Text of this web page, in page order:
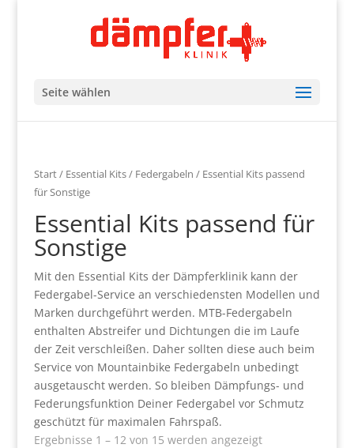
Seite wählen
Start/ Essential Kits/ Federgabeln / Essential Kits passend
für Sonstige
Essential Kits passend für
Sonstige
Mit den Essential Kits der Dämpferklinik kann der
Federgabel-Service an verschiedensten Modellen und
Marken durchgeführt werden. MTB-Federgabeln
enthalten Abstreifer und Dichtungen die im Laufe
der Zeit verschleißen. Daher sollten diese auch beim
Service von Mountainbike Federgabeln unbedingt
ausgetauscht werden. So bleiben Dämpfungs- und
Federungsfunktion Deiner Federgabel vor Schmutz
geschützt für maximalen Fahrspaß.
Ergebnisse 1 – 12 von 15 werden angezeigt